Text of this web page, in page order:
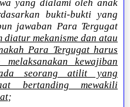
yang dialami oleh anak
bukti-bukti yang
jawaban Para Tergugat
mekanisme dan atau
Para Tergugat harus
kewajiban
seorang atilit yang
bertanding mewakili
;